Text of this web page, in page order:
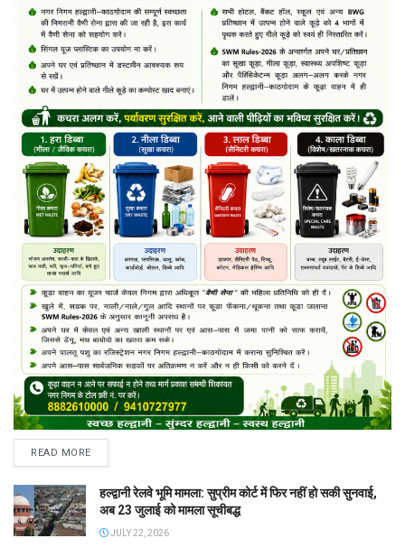
READ MORE
हल्द्वानी रेलवे भूमि मामला: सुप्रीम कोर्ट में फिर नहीं हो सकी सुनवाई,
अब 23 जुलाई को मामला सूचीबद्ध
JULY 22, 2026